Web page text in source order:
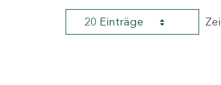
20 Einträge